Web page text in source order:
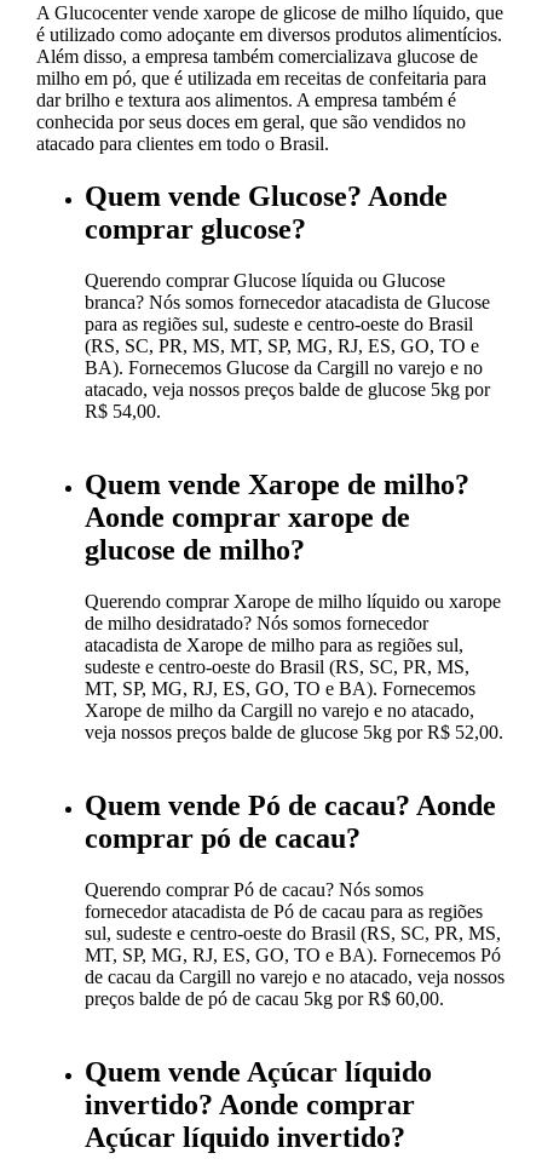
A Glucocenter vende xarope de glicose de milho líquido, que
é utilizado como adoçante em diversos produtos alimentícios.
Além disso, a empresa também comercializava glucose de
milho em pó, que é utilizada em receitas de confeitaria para
dar brilho e textura aos alimentos. A empresa também é
conhecida por seus doces em geral, que são vendidos no
atacado para clientes em todo o Brasil.
Quem vende Glucose? Aonde
comprar glucose?
Querendo comprar Glucose líquida ou Glucose
branca? Nós somos fornecedor atacadista de Glucose
para as regiões sul, sudeste e centro-oeste do Brasil
(RS, SC, PR, MS, MT, SP, MG, RJ, ES, GO, TO e
BA). Fornecemos Glucose da Cargill no varejo e no
atacado, veja nossos preços balde de glucose 5kg por
R$ 54,00.
Quem vende Xarope de milho?
Aonde comprar xarope de
glucose de milho?
Querendo comprar Xarope de milho líquido ou xarope
de milho desidratado? Nós somos fornecedor
atacadista de Xarope de milho para as regiões sul,
sudeste e centro-oeste do Brasil (RS, SC, PR, MS,
MT, SP, MG, RJ, ES, GO, TO e BA). Fornecemos
Xarope de milho da Cargill no varejo e no atacado,
veja nossos preços balde de glucose 5kg por R$ 52,00.
Quem vende Pó de cacau? Aonde
comprar pó de cacau?
Querendo comprar Pó de cacau? Nós somos
fornecedor atacadista de Pó de cacau para as regiões
sul, sudeste e centro-oeste do Brasil (RS, SC, PR, MS,
MT, SP, MG, RJ, ES, GO, TO e BA). Fornecemos Pó
de cacau da Cargill no varejo e no atacado, veja nossos
preços balde de pó de cacau 5kg por R$ 60,00.
Quem vende Açúcar líquido
invertido? Aonde comprar
Açúcar líquido invertido?